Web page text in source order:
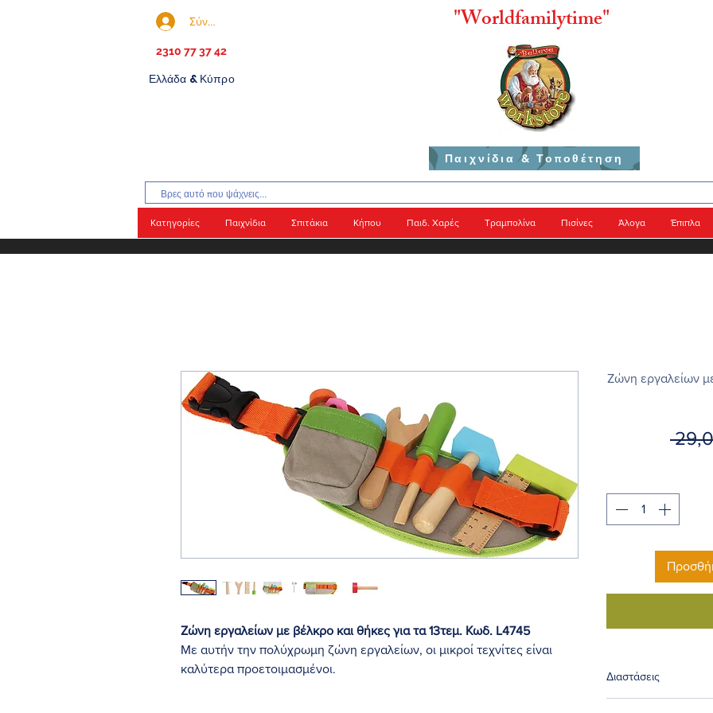
Σύνδεση
2310 77 37 42
Ελλάδα & Κύπρο
"Worldfamilytime"
Παιχνίδια & Τοποθέτηση
Κατηγορίες Παιχνίδια Σπιτάκια Κήπου Παιδ. Χαρές Τραμπολίνα Πισίνες Άλογα Έπιπλα
Ζώνη εργαλείων με βέλκρο και θήκες για τα 13τεμ. Κωδ. L4745
Με αυτήν την πολύχρωμη ζώνη εργαλείων, οι μικροί τεχνίτες είναι
καλύτερα προετοιμασμένοι.
Ζώνη εργαλείων
Διαστάσεις